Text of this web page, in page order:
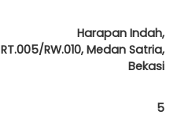
Harapan Indah,
RT.005/RW.010, Medan Satria,
Bekasi
5